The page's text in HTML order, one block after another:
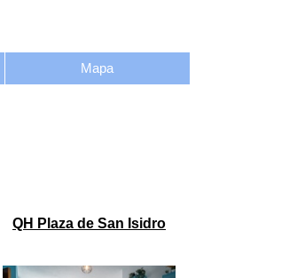
Mapa
QH Plaza de San Isidro